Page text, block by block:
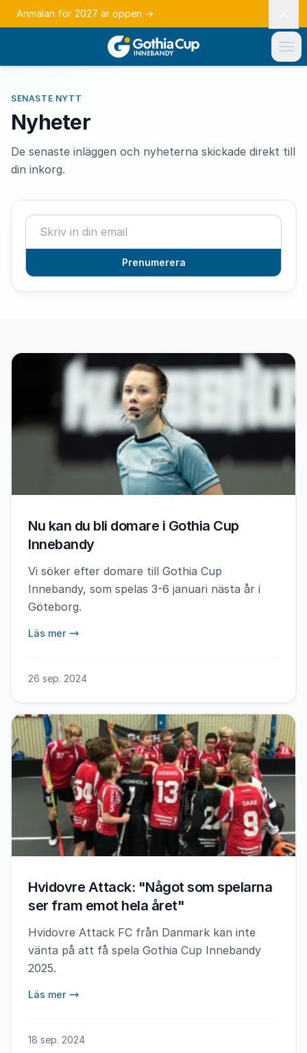
Anmälan för 2027 är öppen →
SENASTE NYTT
Nyheter
De senaste inläggen och nyheterna skickade direkt till
din inkorg.
Prenumerera
Nu kan du bli domare i Gothia Cup
Innebandy
Vi söker efter domare till Gothia Cup
Innebandy, som spelas 3-6 januari nästa år i
Göteborg.
Läs mer
26 sep. 2024
Hvidovre Attack: "Något som spelarna
ser fram emot hela året"
Hvidovre Attack FC från Danmark kan inte
vänta på att få spela Gothia Cup Innebandy
2025.
Läs mer
18 sep. 2024